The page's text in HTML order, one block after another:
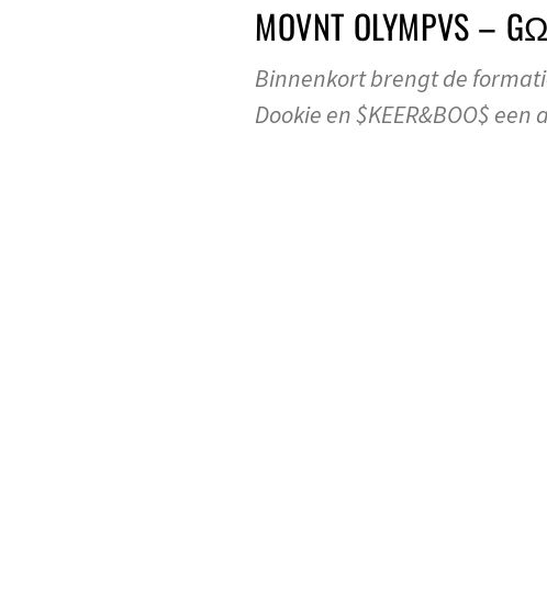
MOVNT OLYMPVS –
Binnenkort brengt de
Dookie en $KEER&BOO$ een